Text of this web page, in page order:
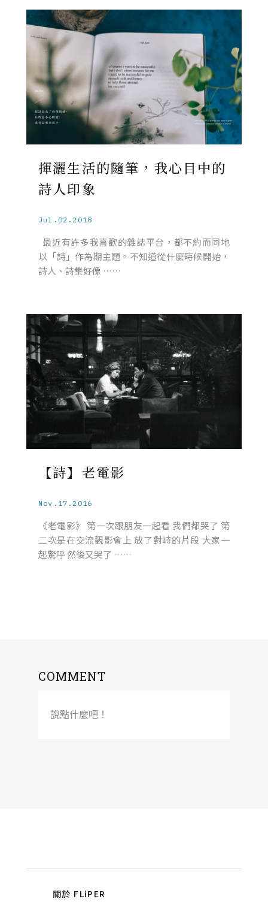
揮灑生活的隨筆，我心目中的
詩人印象
Jul.02.2018
最近有許多我喜歡的雜誌平台，都不約而同地
以「詩」作為期主題。不知道從什麼時候開始，
詩人、詩集好像 ……
【詩】老電影
Nov.17.2016
《老電影》 第一次跟朋友一起看 我們都哭了 第
二次是在交流觀影會上 放了對峙的片段 大家一
起驚呼 然後又哭了 ……
COMMENT
說點什麼吧！
關於 FLiPER